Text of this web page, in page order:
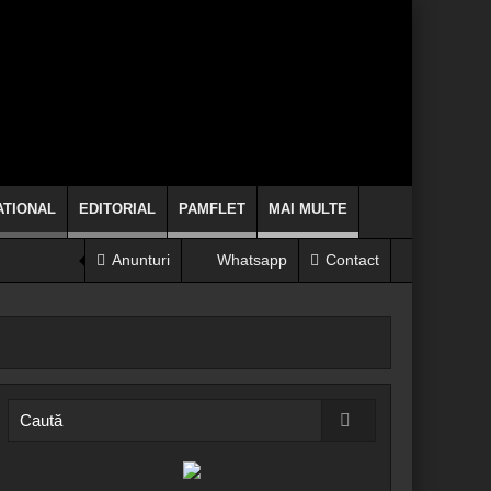
EDITORIAL PAMFLET MAI MULTE
de politicieni clericii când promit, chiar fac! INFORMARE
Anunturi Whatsapp Contact